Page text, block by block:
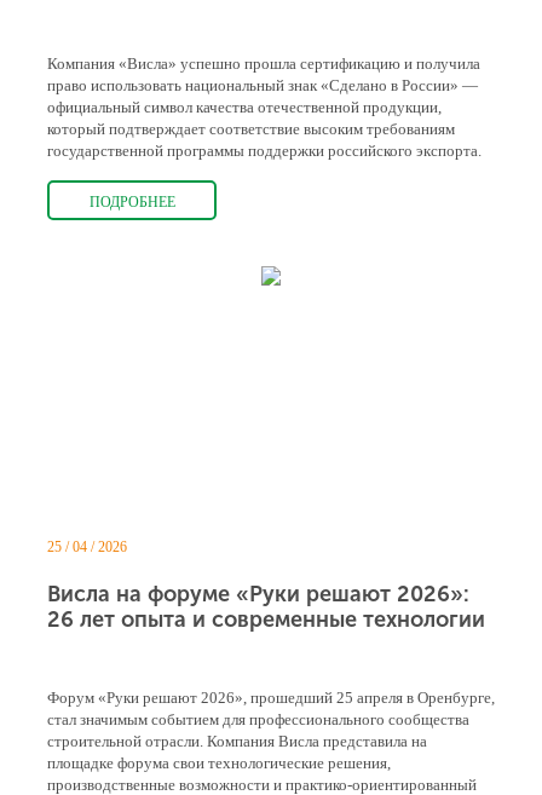
Компания «Висла» успешно прошла сертификацию и получила
право использовать национальный знак «Сделано в России» —
официальный символ качества отечественной продукции,
который подтверждает соответствие высоким требованиям
государственной программы поддержки российского экспорта.
ПОДРОБНЕЕ
25 / 04 / 2026
Висла на форуме «Руки решают 2026»:
26 лет опыта и современные технологии
Форум «Руки решают 2026», прошедший 25 апреля в Оренбурге,
стал значимым событием для профессионального сообщества
строительной отрасли. Компания Висла представила на
площадке форума свои технологические решения,
производственные возможности и практико-ориентированный